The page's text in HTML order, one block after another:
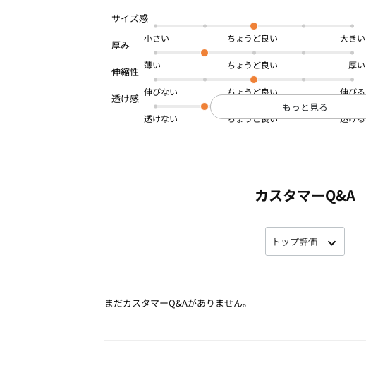
COOL 体型カバー
商品番号：OWEA-00231
小さい 大きい
薄い 厚い
伸びない 伸びる
透けない 透ける
もっと見る
カスタマーQ&A
まだカスタマーQ&Aがありません。